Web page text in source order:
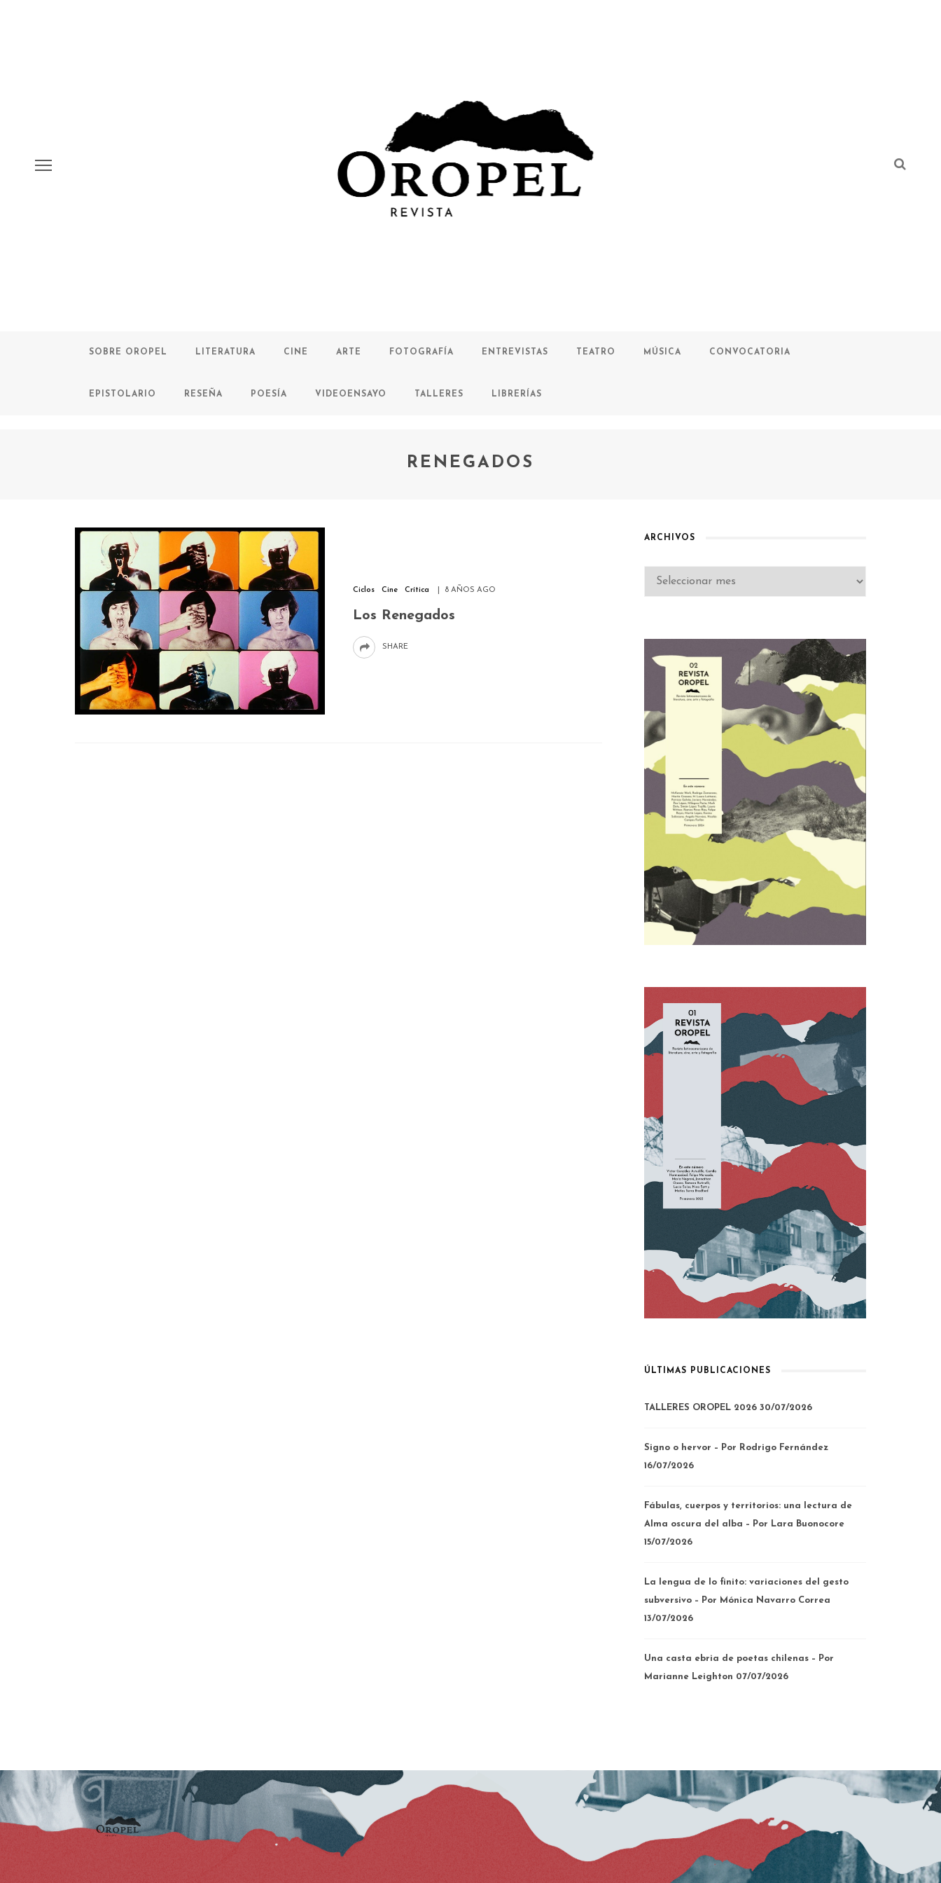
SOBRE OROPEL LITERATURA CINE ARTE FOTOGRAFÍA ENTREVISTAS TEATRO MÚSICA CONVOCATORIA
EPISTOLARIO RESEÑA POESÍA VIDEOENSAYO TALLERES LIBRERÍAS
RENEGADOS
Ciclos Cine Crítica 8 AÑOS AGO
Los Renegados
SHARE
ARCHIVOS
ÚLTIMAS PUBLICACIONES
TALLERES OROPEL 2026 30/07/2026
Signo o hervor – Por Rodrigo Fernández
16/07/2026
Fábulas, cuerpos y territorios: una lectura de
Alma oscura del alba – Por Lara Buonocore
15/07/2026
La lengua de lo finito: variaciones del gesto
subversivo – Por Mónica Navarro Correa
13/07/2026
Una casta ebria de poetas chilenas – Por
Marianne Leighton 07/07/2026